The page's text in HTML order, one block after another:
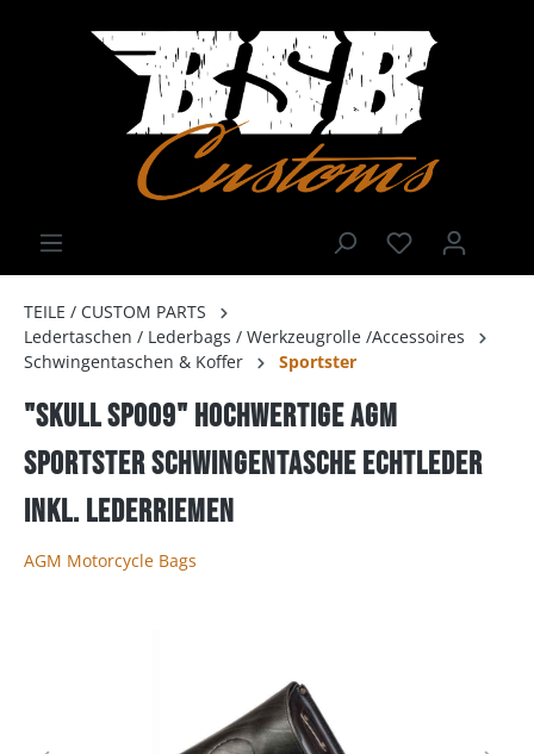
TEILE / CUSTOM PARTS
Ledertaschen / Lederbags / Werkzeugrolle /Accessoires
Schwingentaschen & Koffer
Sportster
"Skull SP009" Hochwertige AGM
Sportster Schwingentasche Echtleder
inkl. Lederriemen
AGM Motorcycle Bags